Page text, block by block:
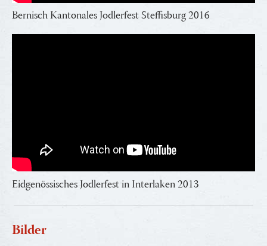
Bernisch Kantonales Jodlerfest Steffisburg 2016
Eidgenössisches Jodlerfest in Interlaken 2013
Bilder